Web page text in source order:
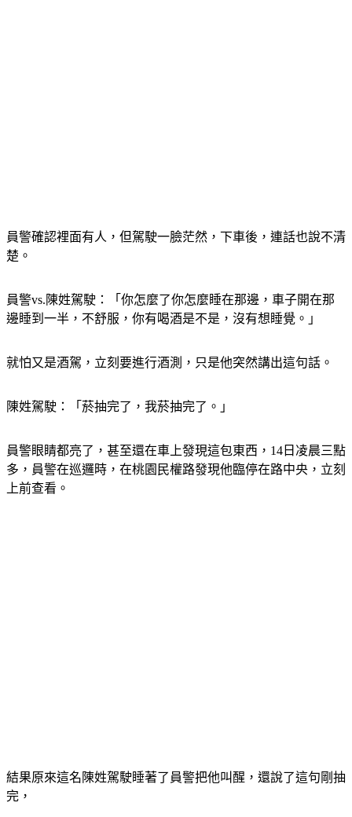
員警確認裡面有人，但駕駛一臉茫然，下車後，連話也說不清
楚。
員警vs.陳姓駕駛：「你怎麼了你怎麼睡在那邊，車子開在那
邊睡到一半，不舒服，你有喝酒是不是，沒有想睡覺。」
就怕又是酒駕，立刻要進行酒測，只是他突然講出這句話。
陳姓駕駛：「菸抽完了，我菸抽完了。」
員警眼睛都亮了，甚至還在車上發現這包東西，14日凌晨三點
多，員警在巡邏時，在桃園民權路發現他臨停在路中央，立刻
上前查看。
結果原來這名陳姓駕駛睡著了員警把他叫醒，還說了這句剛抽
完，